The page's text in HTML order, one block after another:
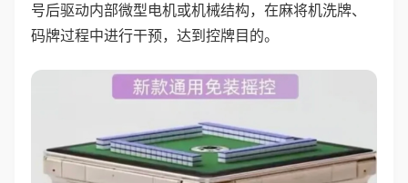
号后驱动内部微型电机或机械结构，在麻将机洗牌、
码牌过程中进行干预，达到控牌目的。